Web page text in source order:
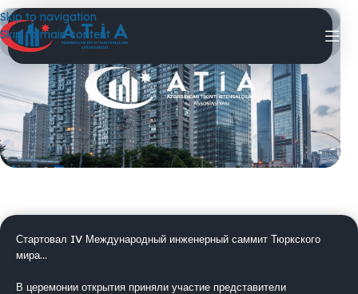
Skip to navigation
Skip to main content
Стартовал IV Международный инженерный саммит Тюркского мира…
Стартовал IV Международный инженерный саммит Тюркского
мира…
В церемонии открытия приняли участие представители